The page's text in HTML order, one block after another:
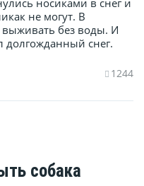
носиками в снег и
не могут. В
выживать без воды. И
долгожданный снег.
1244
собака